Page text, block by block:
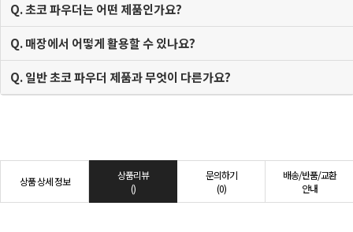
Q. 초코 파우더는 어떤 제품인가요?
Q. 매장에서 어떻게 활용할 수 있나요?
Q. 일반 초코 파우더 제품과 무엇이 다른가요?
상품 상세 정보
상품리뷰
()
문의하기
(0)
배송/반품/교환
안내